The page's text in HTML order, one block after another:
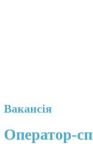
Вакансія
Оператор-